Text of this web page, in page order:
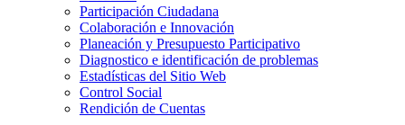
Participación Ciudadana
Colaboración e Innovación
Planeación y Presupuesto Participativo
Diagnostico e identificación de problemas
Estadísticas del Sitio Web
Control Social
Rendición de Cuentas